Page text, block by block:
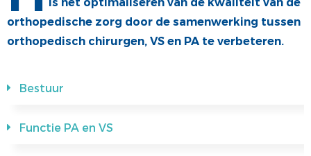
COMMUNICATIE
ALV
JONGE KLAREN
VACATUREBANK
orthopedische zorg door de samenwerking tussen
orthopedisch chirurgen, VS en PA te verbeteren.
Bestuur
Functie PA en VS